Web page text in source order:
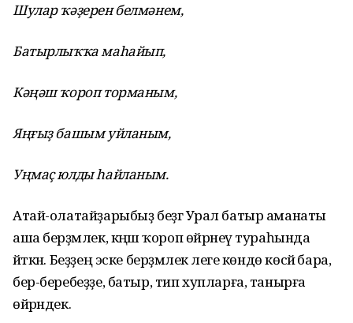
Шулар ҡәҙерен белмәнем,
Батырлыҡҡа маһайып,
Кәңәш ҡороп торманым,
Яңғыҙ башым уйланым,
Уңмаҫ юлды һайланым.
Атай-олатайҙарыбыҙ беҙгә Урал батыр аманаты
аша берҙәмлек, кәңәш ҡороп өйрәнеү тураһында
әйткән. Беҙҙең эске берҙәмлек әлеге көндө көсәйә бара,
бер-беребеҙҙе, батыр, тип хупларға, танырға
өйрәндек.